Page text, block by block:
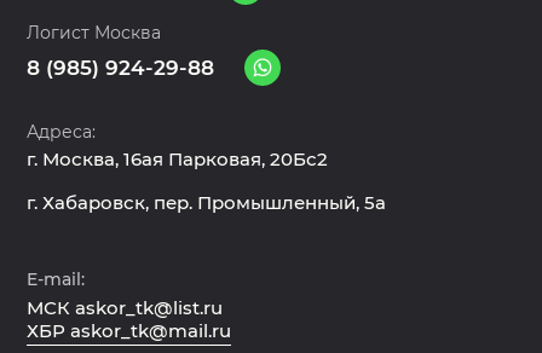
Логист Москва
8 (985) 924-29-88
Адреса:
г. Москва, 16ая Парковая, 20Бс2
г. Хабаровск, пер. Промышленный, 5а
E-mail:
МСК askor_tk@list.ru
ХБР askor_tk@mail.ru